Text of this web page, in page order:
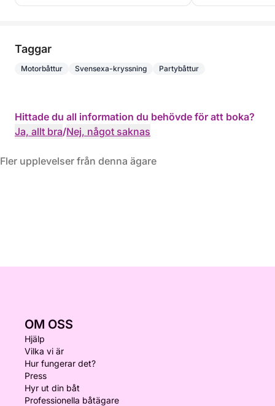
Taggar
Motorbåttur Svensexa-kryssning Partybåttur
Hittade du all information du behövde för att boka?
Ja, allt bra/Nej, något saknas
Fler upplevelser från denna ägare
OM OSS
Hjälp
Vilka vi är
Hur fungerar det?
Press
Hyr ut din båt
Professionella båtägare